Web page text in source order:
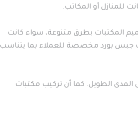
للمنازل أو المكاتب.
المكتبات بطرق متنوعة، سواء كانت
جبس بورد مخصصة للعملاء بما يتناسب
المدى الطويل. كما أن تركيب مكتبات